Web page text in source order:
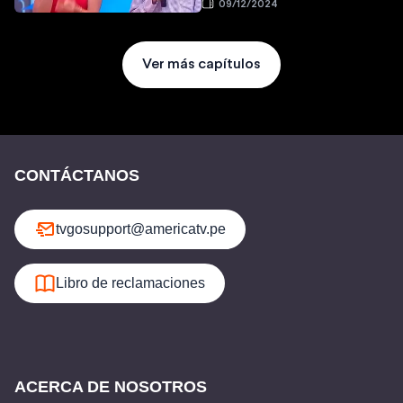
09/12/2024
Ver más capítulos
CONTÁCTANOS
tvgosupport@americatv.pe
Libro de reclamaciones
ACERCA DE NOSOTROS